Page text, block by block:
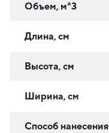
Объем, м^3
Длина, см
Высота, см
Ширина, см
Способ нанесения